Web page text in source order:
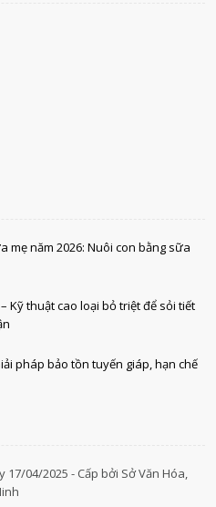
mẹ năm 2026: Nuôi con bằng sữa
Kỹ thuật cao loại bỏ triệt để sỏi tiết
pháp bảo tồn tuyến giáp, hạn chế
17/04/2025 - Cấp bởi Sở Văn Hóa,